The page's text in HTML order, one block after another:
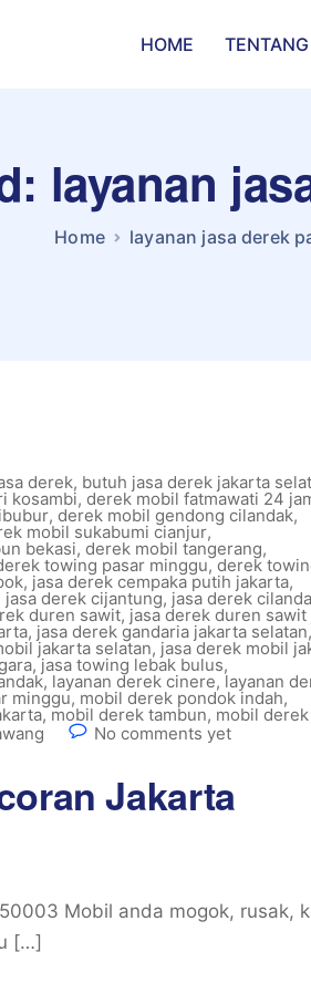
HOME
layanan
Home layanan jasa derek
derek, butuh jasa derek jakarta
kosambi, derek mobil fatmawati 24
, derek mobil gendong cilandak,
mobil sukabumi cianjur,
bekasi, derek mobil tangerang,
towing pasar minggu,derek
, jasa derek cempaka putih jakarta,
jasa derek cijantung, jasa derek
duren sawit, jasa derek duren
, jasa derek gandaria jakarta selatan,
jakarta selatan, jasa derek mobil
,jasa towing lebak bulus,
, layanan derek cinere, layanan
minggu, mobil derek pondok indah,
,mobil derek tambun, mobil
No comments yet
Jakarta
Mobil anda mogok, rusak,
[…]